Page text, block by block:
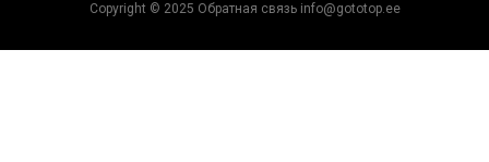
Copyright © 2025 Обратная связь info@gototop.ee